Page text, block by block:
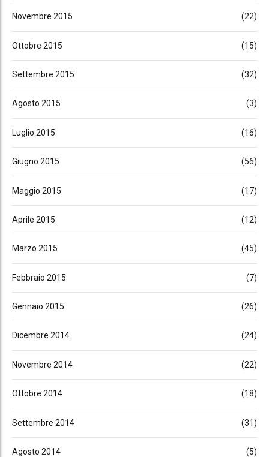
Novembre 2015 (22)
Ottobre 2015 (15)
Settembre 2015 (32)
Agosto 2015 (3)
Luglio 2015 (16)
Giugno 2015 (56)
Maggio 2015 (17)
Aprile 2015 (12)
Marzo 2015 (45)
Febbraio 2015 (7)
Gennaio 2015 (26)
Dicembre 2014 (24)
Novembre 2014 (22)
Ottobre 2014 (18)
Settembre 2014 (31)
Agosto 2014 (5)